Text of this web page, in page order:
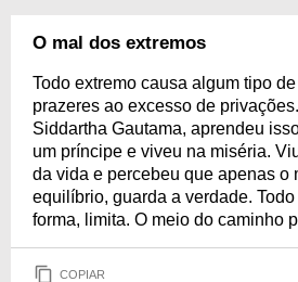
O mal dos extremos
Todo extremo causa algum tipo
prazeres ao excesso de
Siddartha Gautama, aprendeu
um príncipe e viveu na miséria.
da vida e percebeu que apenas o
equilíbrio, guarda a verdade.
forma, limita. O meio do caminho
COPIAR